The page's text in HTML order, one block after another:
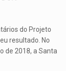
do Projeto
resultado. No
de 2018, a Santa